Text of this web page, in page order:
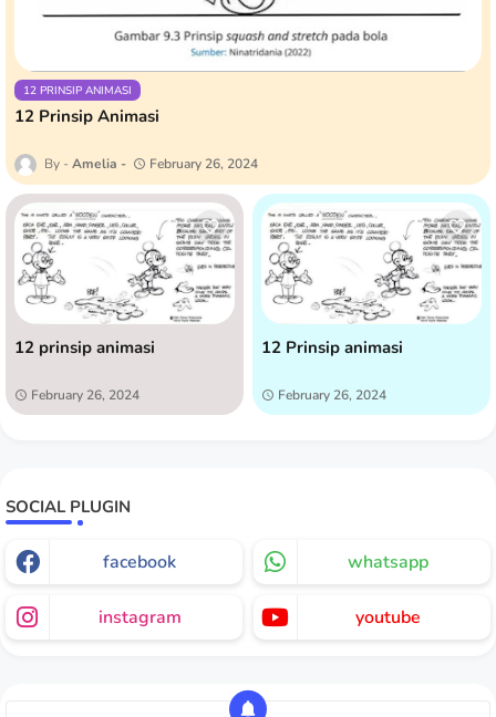
12 PRINSIP ANIMASI
12 Prinsip Animasi
Amelia February 26, 2024
12 prinsip animasi
February 26, 2024
12 Prinsip animasi
February 26, 2024
SOCIAL PLUGIN
facebook whatsapp
instagram youtube